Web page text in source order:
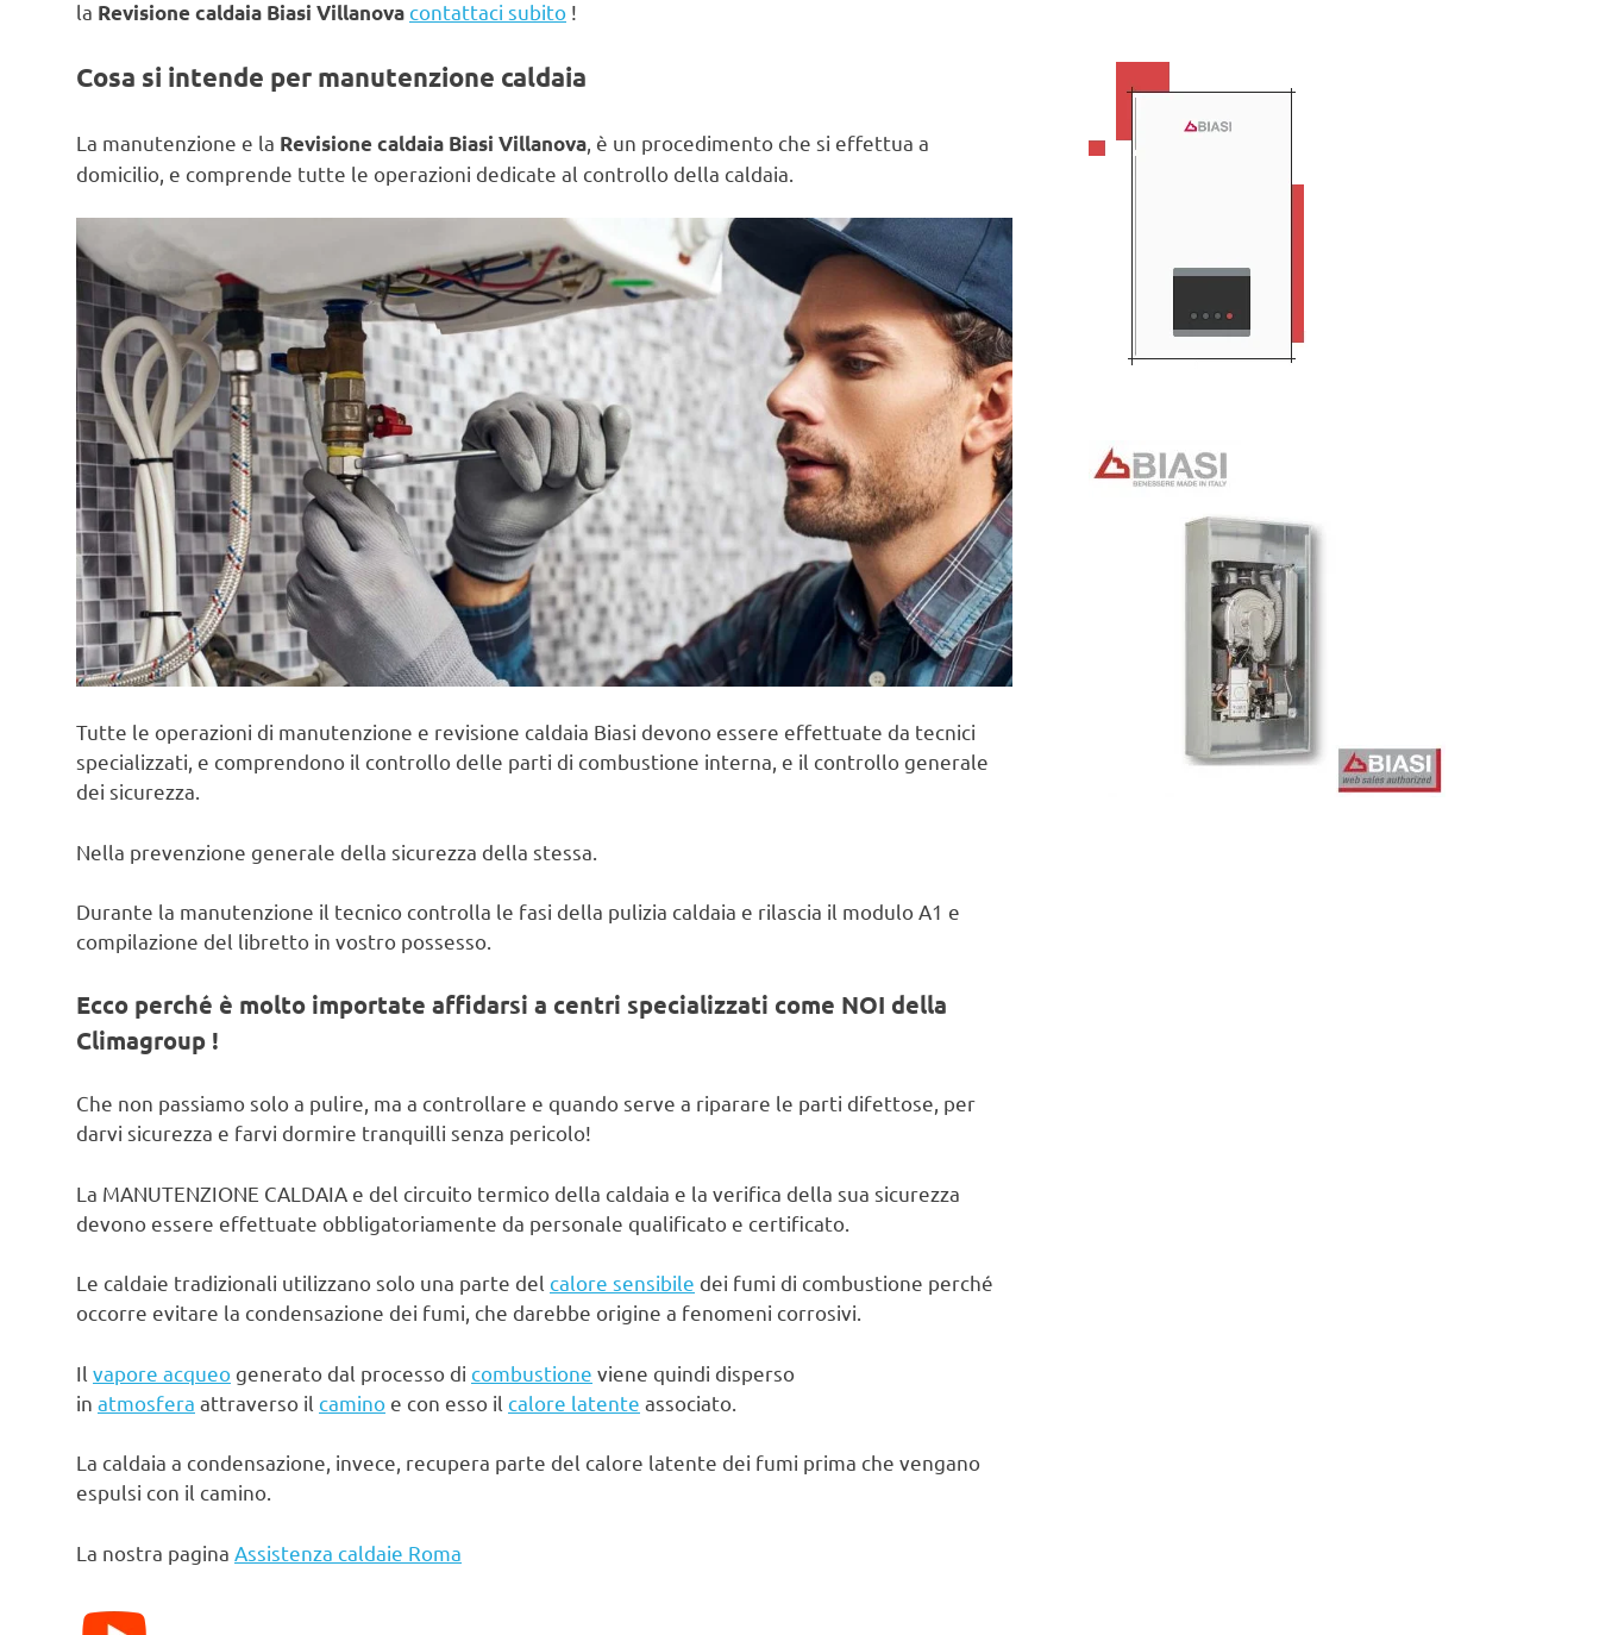
la Revisione caldaia Biasi Villanovacontattaci subito !
Cosa si intende per manutenzione caldaia
La manutenzione e la Revisione caldaia Biasi Villanova , è un procedimento che si effettua a
domicilio, e comprende tutte le operazioni dedicate al controllo della caldaia.
Tutte le operazioni di manutenzione e revisione caldaia Biasi devono essere effettuate da tecnici
specializzati, e comprendono il controllo delle parti di combustione interna, e il controllo generale
dei sicurezza.
Nella prevenzione generale della sicurezza della stessa.
Durante la manutenzione il tecnico controlla le fasi della pulizia caldaia e rilascia il modulo A1 e
compilazione del libretto in vostro possesso.
Ecco perché è molto importate affidarsi a centri specializzati come NOI della
Climagroup !
Che non passiamo solo a pulire, ma a controllare e quando serve a riparare le parti difettose, per
darvi sicurezza e farvi dormire tranquilli senza pericolo!
La MANUTENZIONE CALDAIA e del circuito termico della caldaia e la verifica della sua sicurezza
devono essere effettuate obbligatoriamente da personale qualificato e certificato.
Le caldaie tradizionali utilizzano solo una parte del calore sensibile dei fumi di combustione perché
occorre evitare la condensazione dei fumi, che darebbe origine a fenomeni corrosivi.
Il vapore acqueo generato dal processo di combustione viene quindi disperso
in atmosfera attraverso il camino e con esso il calore latente associato.
La caldaia a condensazione, invece, recupera parte del calore latente dei fumi prima che vengano
espulsi con il camino.
La nostra pagina Assistenza caldaie Roma